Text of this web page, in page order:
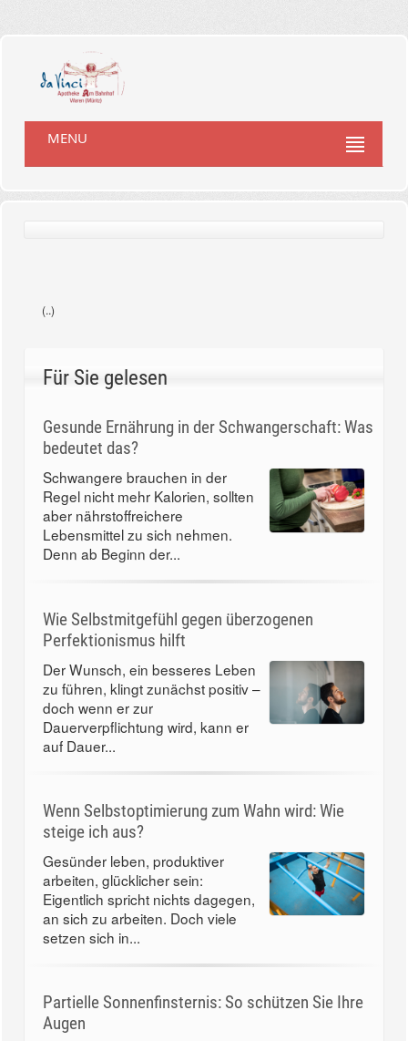
MENU
(..)
Für Sie gelesen
Gesunde Ernährung in der Schwangerschaft: Was
bedeutet das?
Schwangere brauchen in der
Regel nicht mehr Kalorien, sollten
aber nährstoffreichere
Lebensmittel zu sich nehmen.
Denn ab Beginn der...
Wie Selbstmitgefühl gegen überzogenen
Perfektionismus hilft
Der Wunsch, ein besseres Leben
zu führen, klingt zunächst positiv –
doch wenn er zur
Dauerverpflichtung wird, kann er
auf Dauer...
Wenn Selbstoptimierung zum Wahn wird: Wie
steige ich aus?
Gesünder leben, produktiver
arbeiten, glücklicher sein:
Eigentlich spricht nichts dagegen,
an sich zu arbeiten. Doch viele
setzen sich in...
Partielle Sonnenfinsternis: So schützen Sie Ihre
Augen